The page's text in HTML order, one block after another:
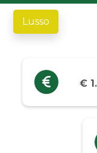
Lusso
€
Qualsiasi
Fino a € 5.000
Da € 5.000 a €